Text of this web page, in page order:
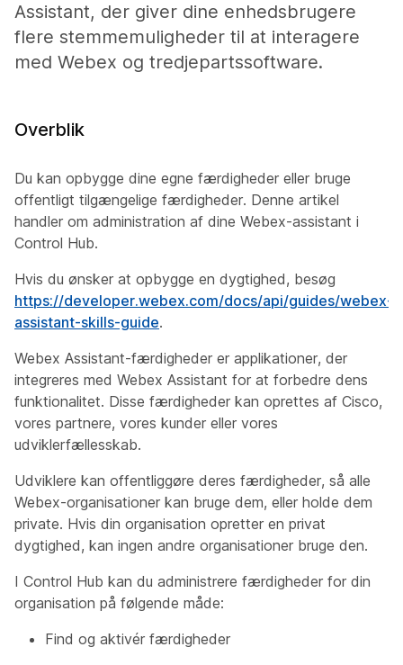
Assistant, der giver dine enhedsbrugere
flere stemmemuligheder til at interagere
med Webex og tredjepartssoftware.
Overblik
Du kan opbygge dine egne færdigheder eller bruge
offentligt tilgængelige færdigheder. Denne artikel
handler om administration af dine Webex-assistant i
Control Hub.
Hvis du ønsker at opbygge en dygtighed, besøg
https://developer.webex.com/docs/api/guides/webex-
assistant-skills-guide.
Webex Assistant-færdigheder er applikationer, der
integreres med Webex Assistant for at forbedre dens
funktionalitet. Disse færdigheder kan oprettes af Cisco,
vores partnere, vores kunder eller vores
udviklerfællesskab.
Udviklere kan offentliggøre deres færdigheder, så alle
Webex-organisationer kan bruge dem, eller holde dem
private. Hvis din organisation opretter en privat
dygtighed, kan ingen andre organisationer bruge den.
I Control Hub kan du administrere færdigheder for din
organisation på følgende måde:
Find og aktivér færdigheder